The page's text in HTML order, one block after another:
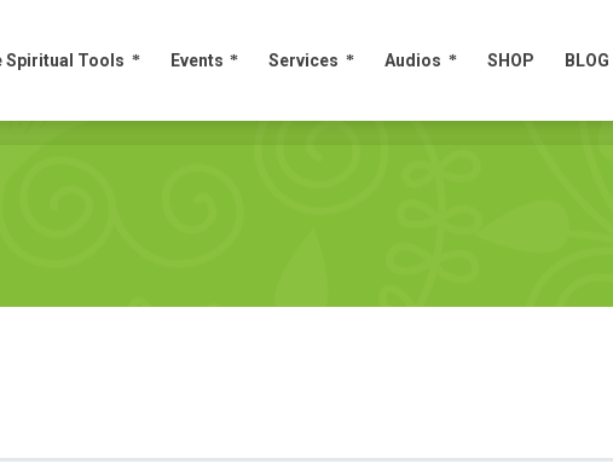
Spiritual Tools Events Services Audios SHOP BLOG